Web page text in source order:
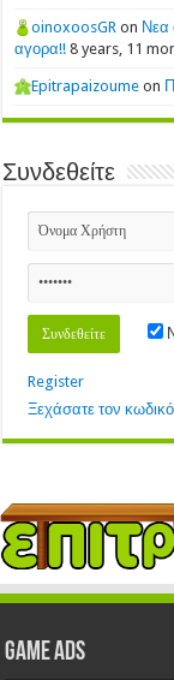
oinoxoosGR on Νεα
αγορα!! 8 years, 11
Epitrapaizoume on
Συνδεθείτε
Register
Ξεχάσατε τον
GAME ADS